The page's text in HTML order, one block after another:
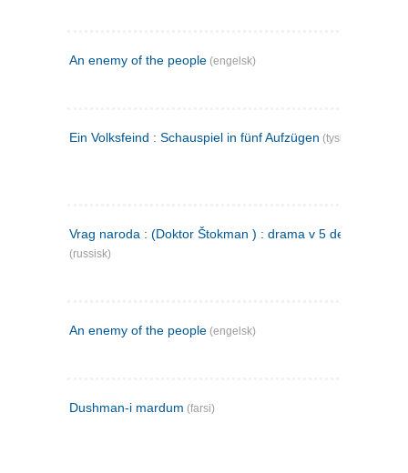
An enemy of the people (engelsk)
Ein Volksfeind : Schauspiel in fünf Aufzügen (tysk)
Vrag naroda : (Doktor Štokman ) : drama v 5 dejstvijach
(russisk)
An enemy of the people (engelsk)
Dushman-i mardum (farsi)